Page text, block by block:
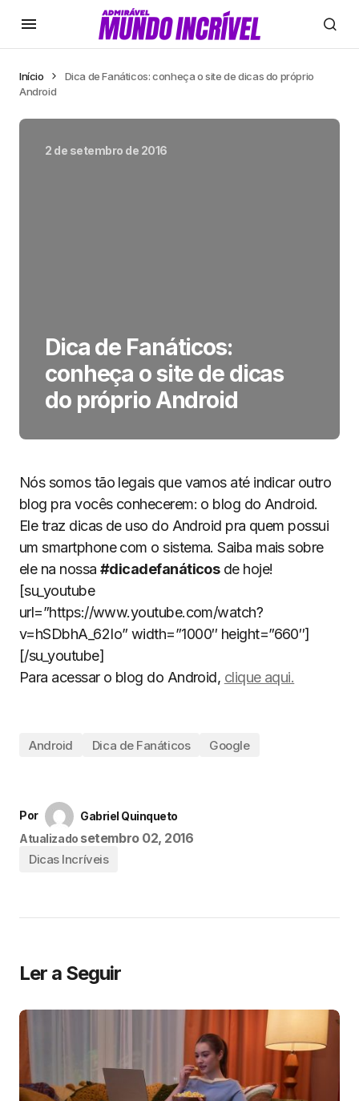
Início
Dica de Fanáticos: conheça o site de dicas do próprio
Android
2 de setembro de 2016
Dica de Fanáticos:
conheça o site de dicas
do próprio Android
Nós somos tão legais que vamos até indicar outro
blog pra vocês conhecerem: o blog do Android.
Ele traz dicas de uso do Android pra quem possui
um smartphone com o sistema. Saiba mais sobre
ele na nossa #dicadefanáticosde hoje!
[su_youtube
url=”https://www.youtube.com/watch?
v=hSDbhA_62Io” width=”1000″ height=”660″]
[/su_youtube]
Para acessar o blog do Android, clique aqui.
Android Dica de Fanáticos Google
Por
Gabriel Quinqueto
Atualizado setembro 02, 2016
Dicas Incríveis
Ler a Seguir